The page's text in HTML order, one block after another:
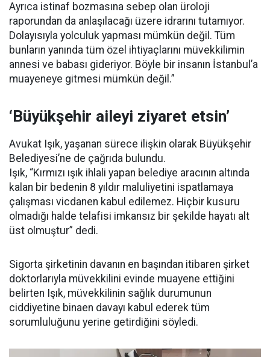
Ayrıca istinaf bozmasına sebep olan üroloji
raporundan da anlaşılacağı üzere idrarını tutamıyor.
Dolayısıyla yolculuk yapması mümkün değil. Tüm
bunların yanında tüm özel ihtiyaçlarını müvekkilimin
annesi ve babası gideriyor. Böyle bir insanın İstanbul’a
muayeneye gitmesi mümkün değil.”
‘Büyükşehir aileyi ziyaret etsin’
Avukat Işık, yaşanan sürece ilişkin olarak Büyükşehir
Belediyesi’ne de çağrıda bulundu.
Işık, “Kırmızı ışık ihlali yapan belediye aracının altında
kalan bir bedenin 8 yıldır maluliyetini ispatlamaya
çalışması vicdanen kabul edilemez. Hiçbir kusuru
olmadığı halde telafisi imkansız bir şekilde hayatı alt
üst olmuştur” dedi.
Sigorta şirketinin davanın en başından itibaren şirket
doktorlarıyla müvekkilini evinde muayene ettiğini
belirten Işık, müvekkilinin sağlık durumunun
ciddiyetine binaen davayı kabul ederek tüm
sorumluluğunu yerine getirdiğini söyledi.